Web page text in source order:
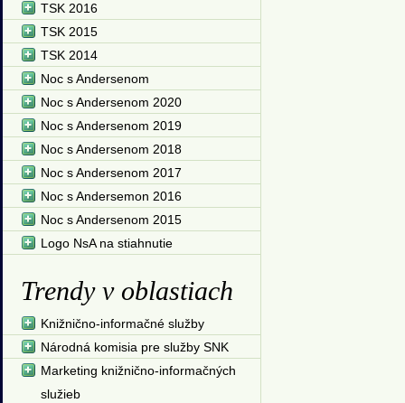
TSK 2016
TSK 2015
TSK 2014
Noc s Andersenom
Noc s Andersenom 2020
Noc s Andersenom 2019
Noc s Andersenom 2018
Noc s Andersenom 2017
Noc s Andersemon 2016
Noc s Andersenom 2015
Logo NsA na stiahnutie
Trendy v oblastiach
Knižnično-informačné služby
Národná komisia pre služby SNK
Marketing knižnično-informačných
služieb